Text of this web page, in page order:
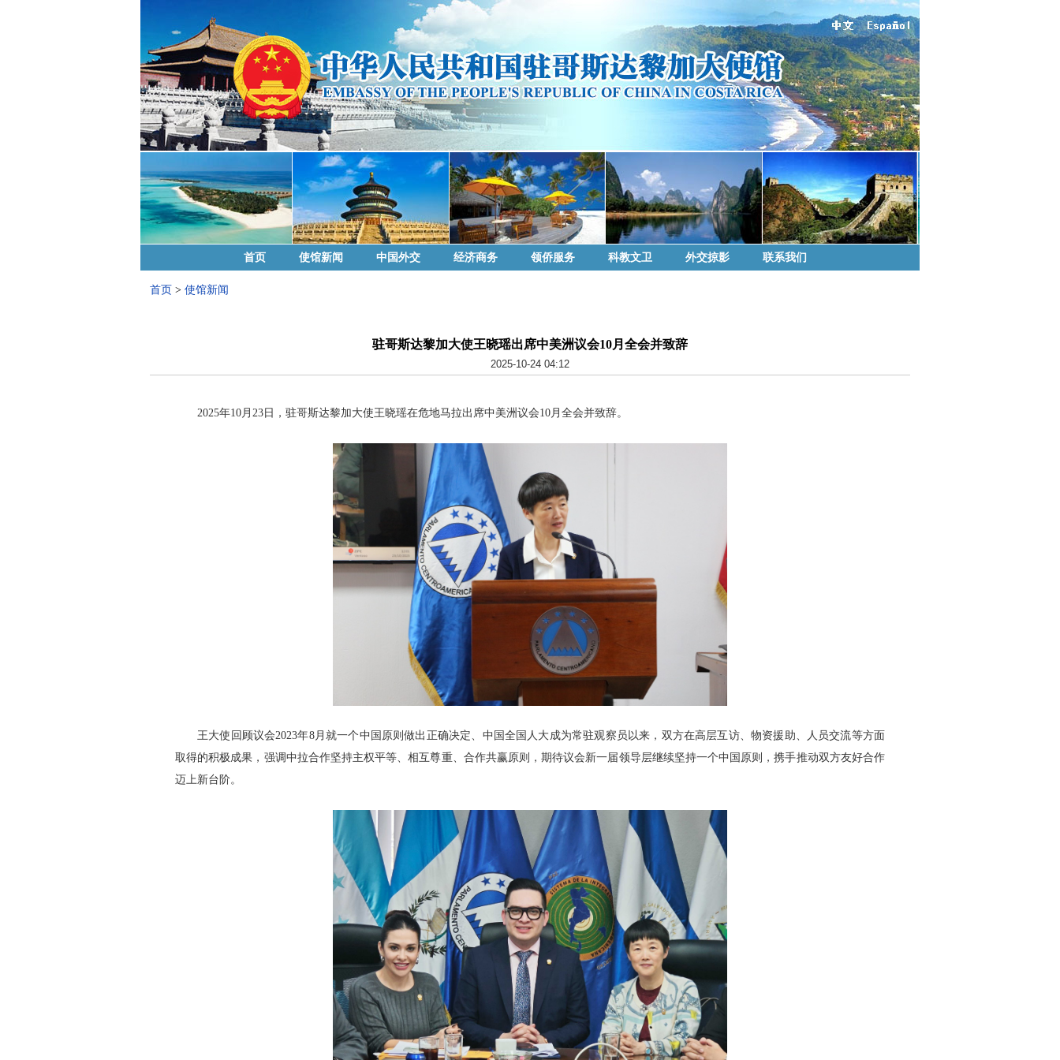
首页 使馆新闻 中国外交 经济商务 领侨服务 科教文卫 外交掠影 联系我们
首页 > 使馆新闻
驻哥斯达黎加大使王晓瑶出席中美洲议会10月全会并致辞
2025-10-24 04:12
2025年10月23日，驻哥斯达黎加大使王晓瑶在危地马拉出席中美洲议会10月全会并致辞。
王大使回顾议会2023年8月就一个中国原则做出正确决定、中国全国人大成为常驻观察员以来，双方在高层互访、物资援助、人员交流等方面
取得的积极成果，强调中拉合作坚持主权平等、相互尊重、合作共赢原则，期待议会新一届领导层继续坚持一个中国原则，携手推动双方友好合作
迈上新台阶。